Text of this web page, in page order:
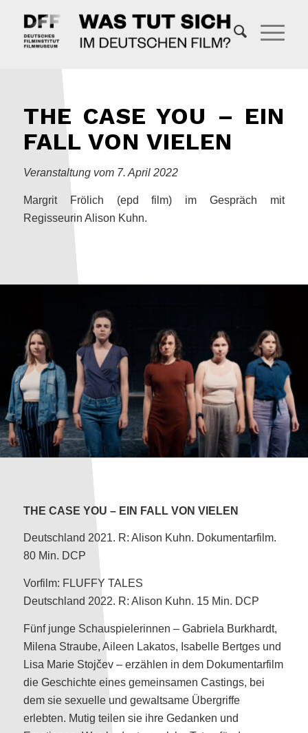
THE CASE YOU – EIN
FALL VON VIELEN
Veranstaltung vom 7. April 2022
Margrit Frölich (epd film) im Gespräch mit
Regisseurin Alison Kuhn.
THE CASE YOU – EIN FALL VON VIELEN
Deutschland 2021. R: Alison Kuhn. Dokumentarfilm.
80 Min. DCP
Vorfilm: FLUFFY TALES
Deutschland 2022. R: Alison Kuhn. 15 Min. DCP
Fünf junge Schauspielerinnen – Gabriela Burkhardt,
Milena Straube, Aileen Lakatos, Isabelle Bertges und
Lisa Marie Stojčev – erzählen in dem Dokumentarfilm
die Geschichte eines gemeinsamen Castings, bei
dem sie sexuelle und gewaltsame Übergriffe
erlebten. Mutig teilen sie ihre Gedanken und